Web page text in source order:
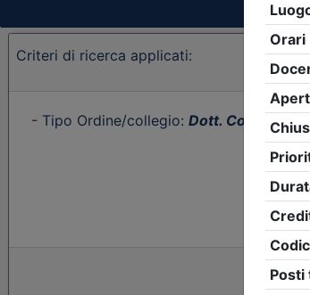
Criteri di ricerca applicati:
- Tipo Ordine/collegio: Dott. Comm. E.C.